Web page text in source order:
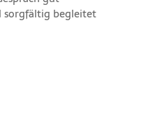
sorgfältig begleitet